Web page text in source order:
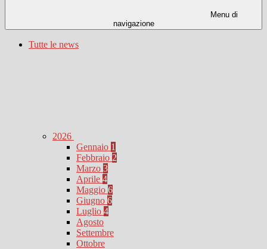
Menu di
navigazione
Tutte le news
2026
Gennaio 1
Febbraio 2
Marzo 3
Aprile 4
Maggio 6
Giugno 6
Luglio 4
Agosto
Settembre
Ottobre